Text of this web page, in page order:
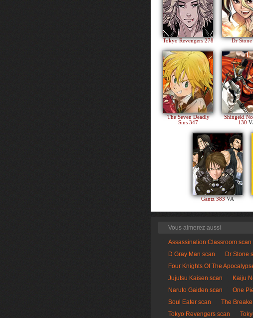
Tokyo Revengers 278 Dr
The Seven Deadly
Sins 347
Shingeki
130
Gantz 383VA
Vous aimerez aussi
Assassination Classroom scan
D Gray Man scan
Dr Stone
Four Knights Of The
Jujutsu Kaisen scan
Kaiju
Naruto Gaiden scan
One
Soul Eater scan
The
Tokyo Revengers scan